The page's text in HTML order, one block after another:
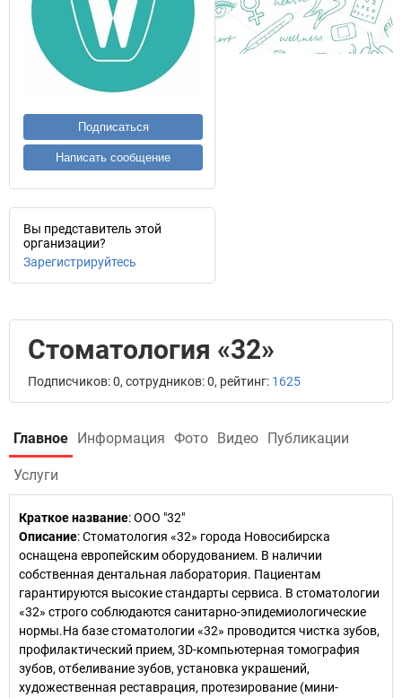
Подписаться
Написать сообщение
Вы представитель этой
организации?
Зарегистрируйтесь
Стоматология «32»
Подписчиков: 0, сотрудников: 0, рейтинг: 1625
Главное Информация Фото Видео Публикации
Услуги
Краткое название:ООО "32"
Описание: Стоматология «32» города Новосибирска
оснащена европейским оборудованием. В наличии
собственная дентальная лаборатория. Пациентам
гарантируются высокие стандарты сервиса. В стоматологии
«32» строго соблюдаются санитарно-эпидемиологические
нормы.На базе стоматологии «32» проводится чистка зубов,
профилактический прием, 3D-компьютерная томография
зубов, отбеливание зубов, установка украшений,
художественная реставрация, протезирование (мини-